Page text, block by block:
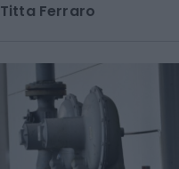
Titta Ferraro